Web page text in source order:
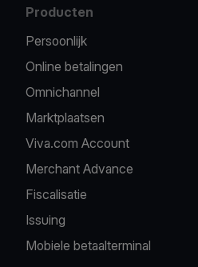
Producten
Persoonlijk
Online betalingen
Omnichannel
Marktplaatsen
Viva.com Account
Merchant Advance
Fiscalisatie
Issuing
Mobiele betaalterminal